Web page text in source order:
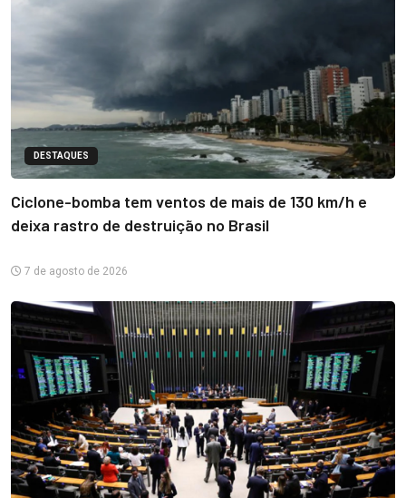
DESTAQUES
Ciclone-bomba tem ventos de mais de 130 km/h e
deixa rastro de destruição no Brasil
7 de agosto de 2026